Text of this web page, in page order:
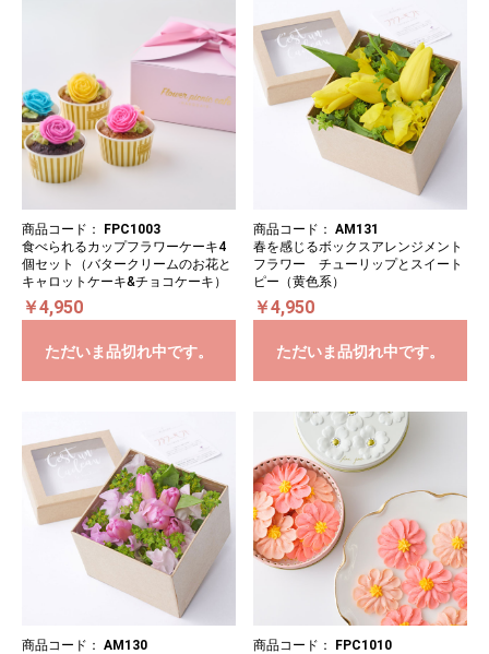
商品コード：
FPC1003
食べられるカップフラワーケーキ4
個セット（バタークリームのお花と
キャロットケーキ&チョコケーキ）
￥4,950
ただいま品切れ中です。
商品コード： AM131
春を感じるボックスアレンジメント
フラワー チューリップとスイート
ピー（黄色系）
￥4,950
ただいま品切れ中です。
商品コード： AM130
商品コード：
FPC1010